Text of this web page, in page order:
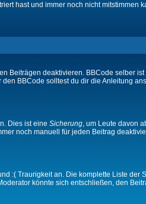
hast und immer noch nicht mitstimmen
Beiträgen deaktivieren. BBCode selber
BBCode solltest du dir die Anleitung
Dies ist eine Sicherung, um Leute davon
noch manuell für jeden Beitrag
:( Traurigkeit an. Die komplette Liste der
könnte sich entschließen, den